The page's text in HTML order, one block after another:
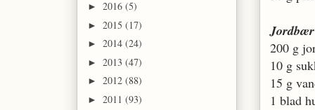
200 g
10 g
15 g
1 blad
►2016(5)
►2015(17)
►2014(24)
►2013(47)
►2012(88)
►2011(93)